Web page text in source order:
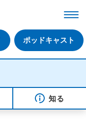
ポッドキャスト
知る